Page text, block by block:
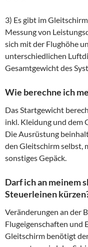
3) Es gibt im
Messung von
sich mit der Flughöhe
unterschiedlichen
Gesamtgewicht des
Wie berechne ich
Das Startgewicht
inkl. Kleidung und dem
Die Ausrüstung
den Gleitschirm selbst,
sonstiges Gepäck.
Darf ich an meinem
Steuerleinen
Veränderungen an der
Flugeigenschaften und
Gleitschirm benötigt